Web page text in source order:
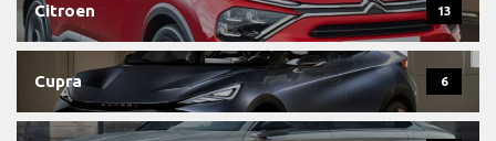
Citroen 13
Cupra 6